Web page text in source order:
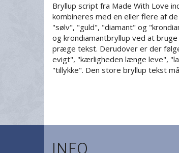
Bryllup script fra Made With Love
kombineres med en eller flere af
"sølv", "guld", "diamant" og
og krondiamantbryllup ved at
præge tekst. Derudover er der
evigt", "kærligheden længe leve",
"tillykke". Den store bryllup tekst
INFO